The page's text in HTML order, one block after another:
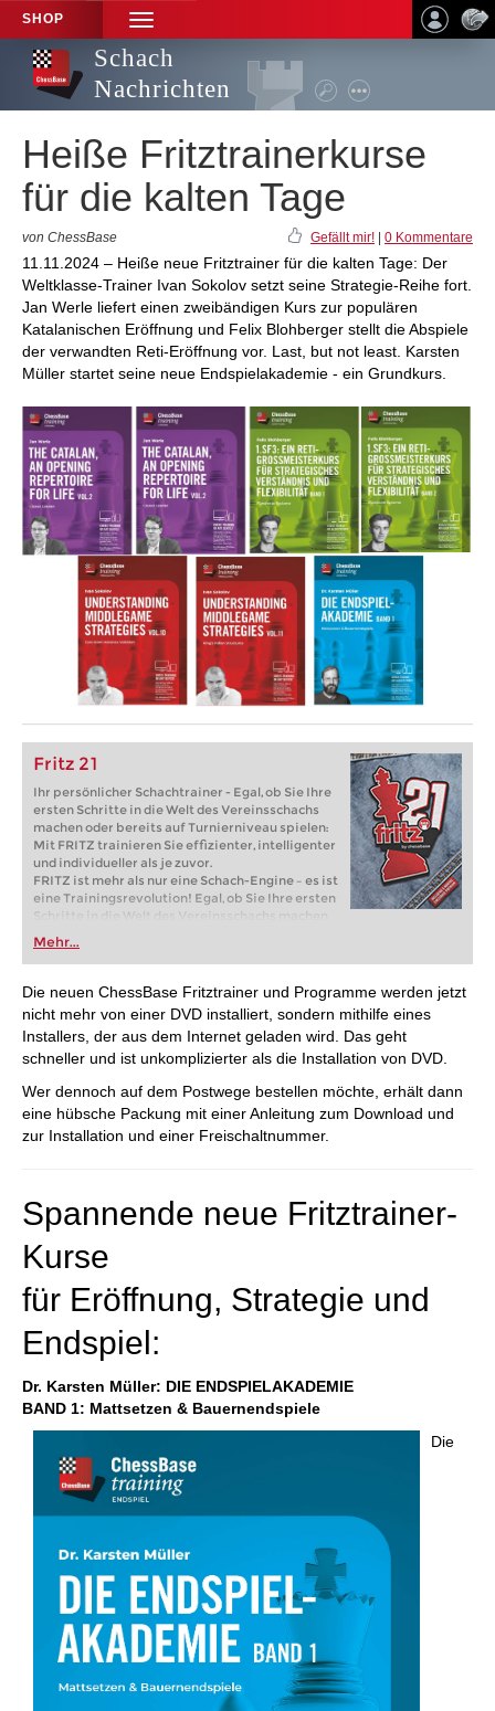
SHOP
TOGGLE
NAVIGATION
Schach
Nachrichten
Heiße Fritztrainerkurse
für die kalten Tage
von ChessBase Gefällt mir! 0 Kommentare
11.11.2024 – Heiße neue Fritztrainer für die kalten Tage: Der
Weltklasse-Trainer Ivan Sokolov setzt seine Strategie-Reihe fort.
Jan Werle liefert einen zweibändigen Kurs zur populären
Katalanischen Eröffnung und Felix Blohberger stellt die Abspiele
der verwandten Reti-Eröffnung vor. Last, but not least. Karsten
Müller startet seine neue Endspielakademie - ein Grundkurs.
Fritz 21
Ihr persönlicher Schachtrainer - Egal, ob Sie Ihre
ersten Schritte in die Welt des Vereinsschachs
machen oder bereits auf Turnierniveau spielen:
Mit FRITZ trainieren Sie effizienter, intelligenter
und individueller als je zuvor.
FRITZ ist mehr als nur eine Schach-Engine – es ist
eine Trainingsrevolution! Egal, ob Sie Ihre ersten
Schritte in die Welt des Vereinsschachs machen
oder bereits auf Turnierniveau spielen: Mit
FRITZ trainieren Sie effizienter, intelligenter und
individueller als je zuvor.
Mehr...
Die neuen ChessBase Fritztrainer und Programme werden jetzt
nicht mehr von einer DVD installiert, sondern mithilfe eines
Installers, der aus dem Internet geladen wird. Das geht
schneller und ist unkomplizierter als die Installation von DVD.
Wer dennoch auf dem Postwege bestellen möchte, erhält dann
eine hübsche Packung mit einer Anleitung zum Download und
zur Installation und einer Freischaltnummer.
Spannende neue Fritztrainer-
Kurse
für Eröffnung, Strategie und
Endspiel:
Dr. Karsten Müller: DIE ENDSPIELAKADEMIE
BAND 1: Mattsetzen & Bauernendspiele
Die